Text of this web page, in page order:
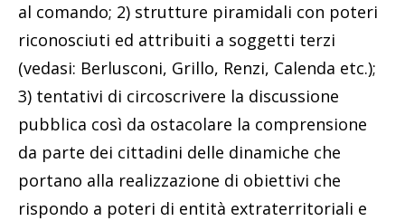
al comando; 2) strutture piramidali con poteri
riconosciuti ed attribuiti a soggetti terzi
(vedasi: Berlusconi, Grillo, Renzi, Calenda etc.);
3) tentativi di circoscrivere la discussione
pubblica così da ostacolare la comprensione
da parte dei cittadini delle dinamiche che
portano alla realizzazione di obiettivi che
rispondo a poteri di entità extraterritoriali e